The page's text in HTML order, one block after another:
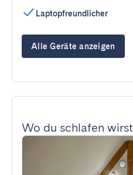
Laptopfreundlicher
Alle Geräte anzeigen
Wo du schlafen wirst